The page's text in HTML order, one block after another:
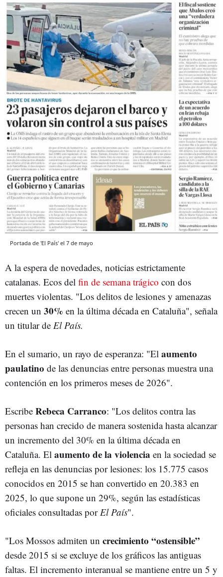
Portada de 'El País' el 7 de mayo
A la espera de novedades, noticias estrictamente
catalanas. Ecos del fin de semana trágico con dos
muertes violentas. "Los delitos de lesiones y amenazas
crecen un 30% en la última década en Cataluña", señala
un titular de El País.
En el sumario, un rayo de esperanza: "El aumento
paulatino de las denuncias entre personas muestra una
contención en los primeros meses de 2026".
Escribe Rebeca Carranco: "Los delitos contra las
personas han crecido de manera sostenida hasta alcanzar
un incremento del 30% en la última década en
Cataluña. El aumento de la violencia en la sociedad se
refleja en las denuncias por lesiones: los 15.775 casos
conocidos en 2015 se han convertido en 20.383 en
2025, lo que supone un 29%, según las estadísticas
oficiales consultadas porEl País".
"Los Mossos admiten un crecimiento “ostensible”
desde 2015 si se excluye de los gráficos las antiguas
faltas. El incremento interanual se mantiene entre un 5 y